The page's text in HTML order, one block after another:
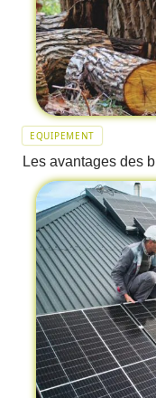
EQUIPEMENT
Les avantages des